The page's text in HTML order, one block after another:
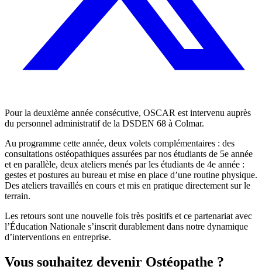
Pour la deuxième année consécutive, OSCAR est intervenu auprès
du personnel administratif de la DSDEN 68 à Colmar.
Au programme cette année, deux volets complémentaires : des
consultations ostéopathiques assurées par nos étudiants de 5e année
et en parallèle, deux ateliers menés par les étudiants de 4e année :
gestes et postures au bureau et mise en place d’une routine physique.
Des ateliers travaillés en cours et mis en pratique directement sur le
terrain.
Les retours sont une nouvelle fois très positifs et ce partenariat avec
l’Éducation Nationale s’inscrit durablement dans notre dynamique
d’interventions en entreprise.
Vous souhaitez devenir Ostéopathe ?